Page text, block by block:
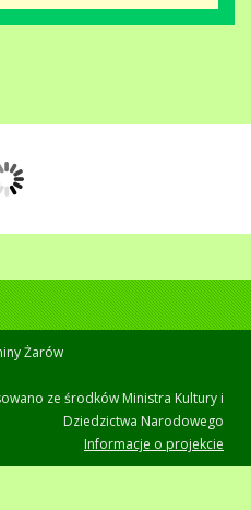
Żarów
ze środków Ministra Kultury i
Dziedzictwa Narodowego
Informacje o projekcie